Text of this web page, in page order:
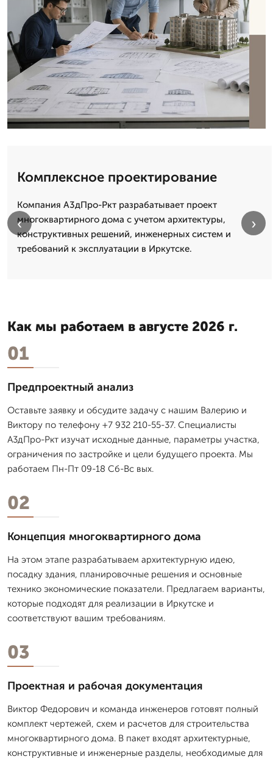
Комплексное проектирование
Компания А3дПро-Ркт разрабатывает проект
многоквартирного дома с учетом архитектуры,
конструктивных решений, инженерных систем и
требований к эксплуатации в Иркутске.
‹ ›
Как мы работаем в августе 2026 г.
01
Предпроектный анализ
Оставьте заявку и обсудите задачу с нашим Валерию и
Виктору по телефону +7 932 210-55-37. Специалисты
А3дПро-Ркт изучат исходные данные, параметры участка,
ограничения по застройке и цели будущего проекта. Мы
работаем Пн-Пт 09-18 Сб-Вс вых.
02
Концепция многоквартирного дома
На этом этапе разрабатываем архитектурную идею,
посадку здания, планировочные решения и основные
технико экономические показатели. Предлагаем варианты,
которые подходят для реализации в Иркутске и
соответствуют вашим требованиям.
03
Проектная и рабочая документация
Виктор Федорович и команда инженеров готовят полный
комплект чертежей, схем и расчетов для строительства
многоквартирного дома. В пакет входят архитектурные,
конструктивные и инженерные разделы, необходимые для